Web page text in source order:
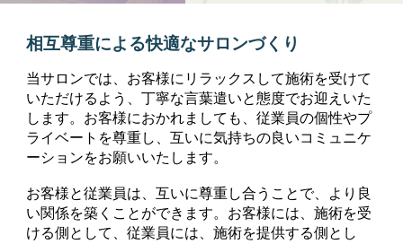
相互尊重による快適なサロンづくり
当サロンでは、お客様にリラックスして施術を受けて
いただけるよう、丁寧な言葉遣いと態度でお迎えいた
します。お客様におかれましても、従業員の個性やプ
ライベートを尊重し、互いに気持ちの良いコミュニケ
ーションをお願いいたします。
お客様と従業員は、互いに尊重し合うことで、より良
い関係を築くことができます。お客様には、施術を受
ける側として、従業員には、施術を提供する側とし